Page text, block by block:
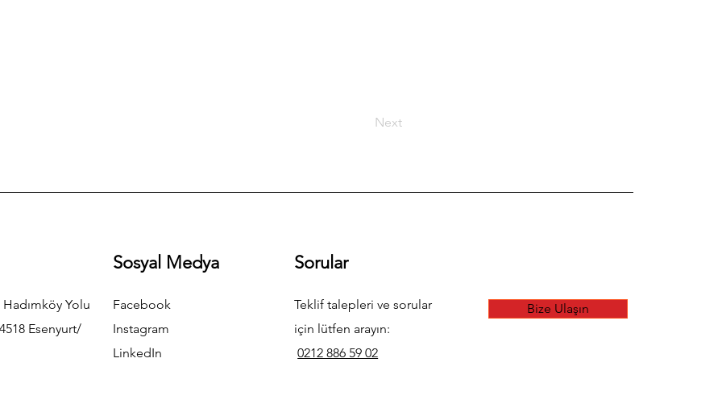
Next
Yolu
Esenyurt/
Sosyal Medya
Facebook
Instagram
LinkedIn
Sorular
Teklif talepleri ve sorular
için lütfen arayın:
0212 886 59 02
Bize Ulaşın